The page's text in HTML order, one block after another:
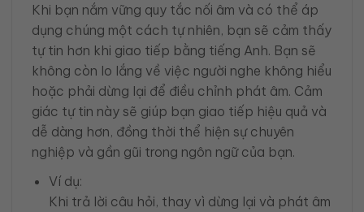
Khi bạn nắm vững quy tắc nối âm và có thể áp
dụng chúng một cách tự nhiên, bạn sẽ cảm thấy
tự tin hơn khi giao tiếp bằng tiếng Anh. Bạn sẽ
không còn lo lắng về việc người nghe không hiểu
hoặc phải dừng lại để điều chỉnh phát âm. Cảm
giác tự tin này sẽ giúp bạn giao tiếp hiệu quả và
dễ dàng hơn, đồng thời thể hiện sự chuyên
nghiệp và gần gũi trong ngôn ngữ của bạn.
Ví dụ:
Khi trả lời câu hỏi, thay vì dừng lại và phát âm